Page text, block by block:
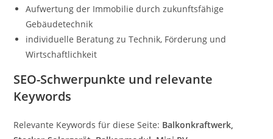
Aufwertung der Immobilie durch zukunftsfähige
Gebäudetechnik
individuelle Beratung zu Technik, Förderung und
Wirtschaftlichkeit
SEO-Schwerpunkte und relevante
Keywords
Relevante Keywords für diese Seite: Balkonkraftwerk,